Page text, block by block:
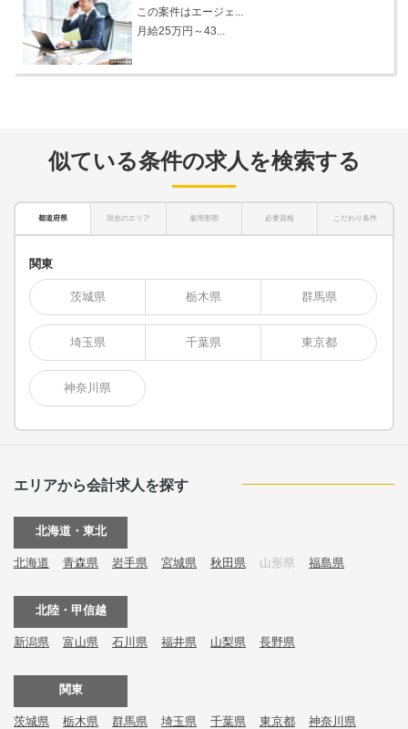
この案件はエージェ...
月給25万円～43...
似ている条件の求人を検索する
都道府県 現在のエリア 雇用形態 必要資格 こだわり条件
関東
茨城県 栃木県 群馬県
埼玉県 千葉県 東京都
神奈川県
エリアから会計求人を探す
北海道・東北
北海道 青森県 岩手県 宮城県 秋田県 山形県 福島県
北陸・甲信越
新潟県 富山県 石川県 福井県 山梨県 長野県
関東
茨城県 栃木県 群馬県 埼玉県 千葉県 東京都 神奈川県